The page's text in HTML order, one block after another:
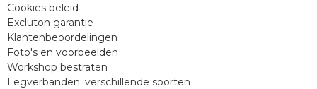
Cookies beleid
Excluton garantie
Klantenbeoordelingen
Foto's en voorbeelden
Workshop bestraten
Legverbanden: verschillende soorten